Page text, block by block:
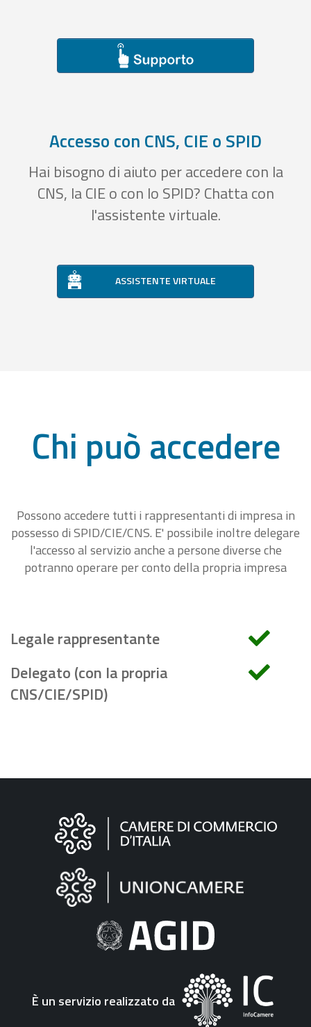
Accesso con CNS, CIE o SPID
Hai bisogno di aiuto per accedere con la
CNS, la CIE o con lo SPID? Chatta con
l'assistente virtuale.
ASSISTENTE VIRTUALE
Chi può accedere
Possono accedere tutti i rappresentanti di impresa in
possesso di SPID/CIE/CNS. E' possibile inoltre delegare
l'accesso al servizio anche a persone diverse che
potranno operare per conto della propria impresa
Legale rappresentante
Delegato (con la propria
CNS/CIE/SPID)
Informazioni
"Fattura
Elettronica"
È un servizio realizzato da